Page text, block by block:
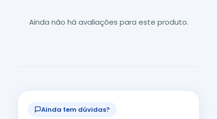
Ainda não há avaliações para este produto.
Ainda tem dúvidas?